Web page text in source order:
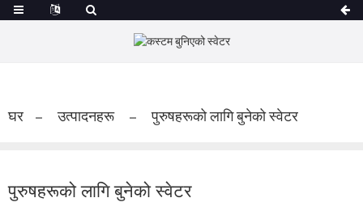
घर उत्पादनहरू पुरुषहरूको लागि बुनेको स्वेटर
पुरुषहरूको लागि बुनेको स्वेटर